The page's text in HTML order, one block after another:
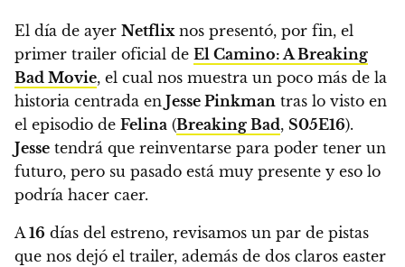
El día de ayer Netflixnos presentó, por fin, el
primer trailer oficial de El Camino: A Breaking
Bad Movie, el cual nos muestra un poco más de la
historia centrada en Jesse Pinkman tras lo visto en
el episodio de Felina (Breaking Bad, S05E16).
Jesse tendrá que reinventarse para poder tener un
futuro, pero su pasado está muy presente y eso lo
podría hacer caer.
A16 días del estreno, revisamos un par de pistas
que nos dejó el trailer, además de dos claros easter